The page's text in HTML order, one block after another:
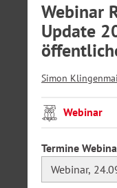
Webinar
Update
Simon
Webinar
Termine